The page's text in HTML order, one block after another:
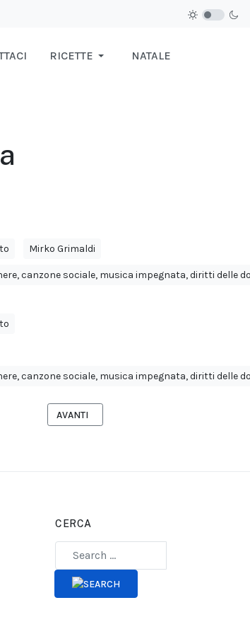
RICETTE NATALE
Mirko Grimaldi
canzone sociale, musica impegnata, diritti delle
canzone sociale, musica impegnata, diritti delle
I PRIMI ARTISTI ANNUNCIATI DEL POSTEPAY
ARTICOLO SUCCESSIVO: A LECCE IL MADE
AVANTI
CERCA